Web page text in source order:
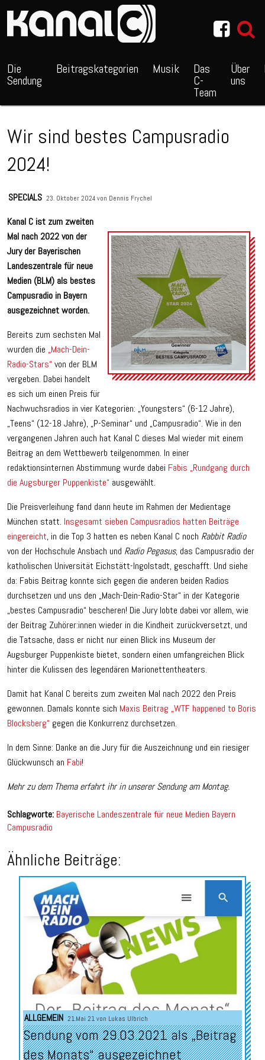
Die
Sendung
Beitragskategorien Musik Das
C-
Team
Über
uns
Wir sind bestes Campusradio
2024!
SPECIALS 23. Oktober 2024 von Dennis Frychel
Kanal C ist zum zweiten
Mal nach 2022 von der
Jury der Bayerischen
Landeszentrale für neue
Medien (BLM) als bestes
Campusradio in Bayern
ausgezeichnet worden.
Bereits zum sechsten Mal
wurden die „Mach-Dein-
Radio-Stars“ von der BLM
vergeben. Dabei handelt
es sich um einen Preis für
Nachwuchsradios in vier Kategorien: „Youngsters“ (6-12 Jahre),
„Teens“ (12-18 Jahre), „P-Seminar“ und „Campusradio“. Wie in den
vergangenen Jahren auch hat Kanal C dieses Mal wieder mit einem
Beitrag an dem Wettbewerb teilgenommen. In einer
redaktionsinternen Abstimmung wurde dabei Fabis „Rundgang durch
die Augsburger Puppenkiste“ ausgewählt.
Die Preisverleihung fand dann heute im Rahmen der Medientage
München statt. Insgesamt sieben Campusradios hatten Beiträge
eingereicht, in die Top 3 hatten es neben Kanal C noch Rabbit Radio
von der Hochschule Ansbach und Radio Pegasus, das Campusradio der
katholischen Universität Eichstätt-Ingolstadt, geschafft. Und siehe
da: Fabis Beitrag konnte sich gegen die anderen beiden Radios
durchsetzen und uns den „Mach-Dein-Radio-Star“ in der Kategorie
„bestes Campusradio“ bescheren! Die Jury lobte dabei vor allem, wie
der Beitrag Zuhörer:innen wieder in die Kindheit zurückversetzt, und
die Tatsache, dass er nicht nur einen Blick ins Museum der
Augsburger Puppenkiste bietet, sondern einen umfangreichen Blick
hinter die Kulissen des legendären Marionettentheaters.
Damit hat Kanal C bereits zum zweiten Mal nach 2022 den Preis
gewonnen. Damals konnte sich Maxis Beitrag „WTF happened to Boris
Blocksberg“ gegen die Konkurrenz durchsetzen.
In dem Sinne: Danke an die Jury für die Auszeichnung und ein riesiger
Glückwunsch an Fabi!
Mehr zu dem Thema erfahrt ihr in unserer Sendung am Montag.
Schlagworte: Bayerische Landeszentrale für neue Medien Bayern
Campusradio
Ähnliche Beiträge:
ALLGEMEIN 21.Mai 21 von Lukas Ulbrich
Sendung vom 29.03.2021 als „Beitrag
des Monats“ ausgezeichnet